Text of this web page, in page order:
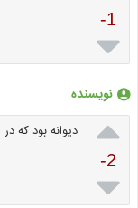
-1

نویسنده

-2

دیوانه بود که